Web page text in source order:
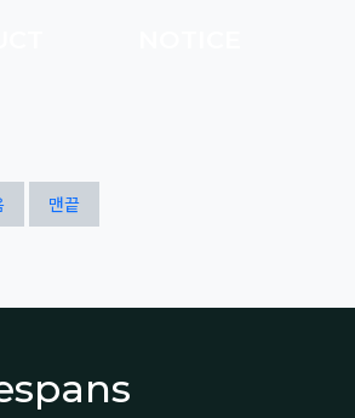
맨끝